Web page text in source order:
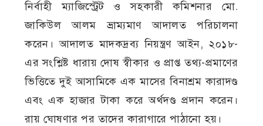
নির্বাহী ম্যাজিস্ট্রেট ও সহকারী কমিশনার মো.
জাকিউল আলম ভ্রাম্যমাণ আদালত পরিচালনা
করেন। আদালত মাদকদ্রব্য নিয়ন্ত্রণ আইন, ২০১৮-
এর সংশ্লিষ্ট ধারায় দোষ স্বীকার ও প্রাপ্ত তথ্য-প্রমাণের
ভিত্তিতে দুই আসামিকে এক মাসের বিনাশ্রম কারাদণ্ড
এবং এক হাজার টাকা করে অর্থদণ্ড প্রদান করেন।
রায় ঘোষণার পর তাদের কারাগারে পাঠানো হয়।